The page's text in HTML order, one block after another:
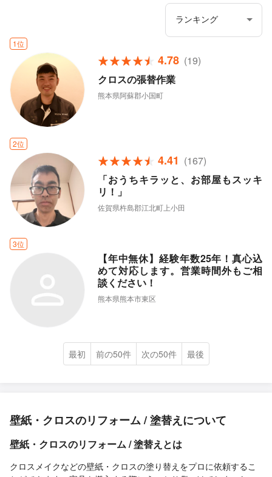
1位
4.78 (19)
クロスの張替作業
熊本県阿蘇郡小国町
2位
4.41 (167)
「おうちキラッと、お部屋もスッキ
リ！」
佐賀県杵島郡江北町上小田
3位
【年中無休】経験年数25年！真心込
めて対応します。営業時間外もご相
談ください！
熊本県熊本市東区
最初 前の50件 次の50件 最後
壁紙・クロスのリフォーム / 塗替えについて
壁紙・クロスのリフォーム / 塗替えとは
クロスメイクなどの壁紙・クロスの塗り替えをプロに依頼するこ